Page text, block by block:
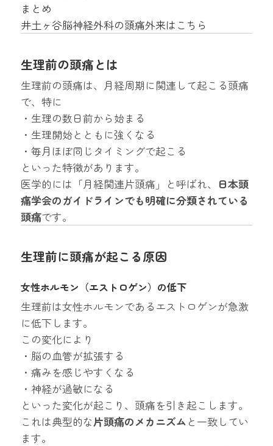
まとめ
井土ヶ谷脳神経外科の頭痛外来はこちら
生理前の頭痛とは
生理前の頭痛は、月経周期に関連して起こる頭痛
で、特に
・生理の数日前から始まる
・生理開始とともに強くなる
・毎月ほぼ同じタイミングで起こる
といった特徴があります。
医学的には「月経関連片頭痛」と呼ばれ、 日本頭
痛学会のガイドラインでも明確に分類されている
頭痛です。
生理前に頭痛が起こる原因
女性ホルモン（エストロゲン）の低下
生理前は女性ホルモンであるエストロゲンが急激
に低下します。
この変化により
・脳の血管が拡張する
・痛みを感じやすくなる
・神経が過敏になる
といった変化が起こり、頭痛を引き起こします。
これは典型的な片頭痛のメカニズム と一致してい
ます。